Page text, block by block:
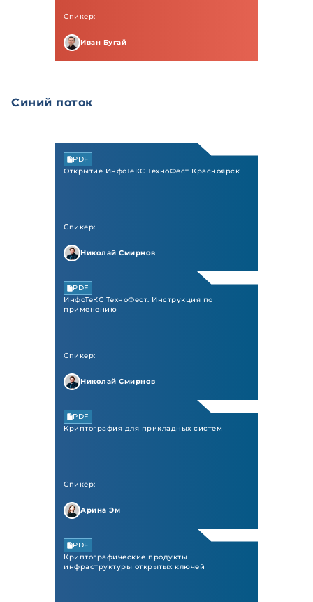
Спикер:
Иван Бугай
Синий поток
PDF
Открытие ИнфоТеКС ТехноФест Красноярск
Спикер:
Николай Смирнов
PDF
ИнфоТеКС ТехноФест. Инструкция по
применению
Спикер:
Николай Смирнов
PDF
Криптография для прикладных систем
Спикер:
Арина Эм
PDF
Криптографические продукты
инфраструктуры открытых ключей